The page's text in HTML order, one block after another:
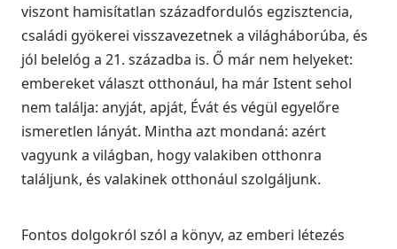
viszont hamisítatlan századfordulós egzisztencia,
családi gyökerei visszavezetnek a világháborúba, és
jól belelóg a 21. századba is. Ő már nem helyeket:
embereket választ otthonául, ha már Istent sehol
nem találja: anyját, apját, Évát és végül egyelőre
ismeretlen lányát. Mintha azt mondaná: azért
vagyunk a világban, hogy valakiben otthonra
találjunk, és valakinek otthonául szolgáljunk.
Fontos dolgokról szól a könyv, az emberi létezés